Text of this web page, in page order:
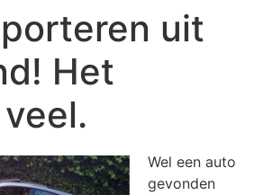
uit
Het
Wel een auto
gevonden